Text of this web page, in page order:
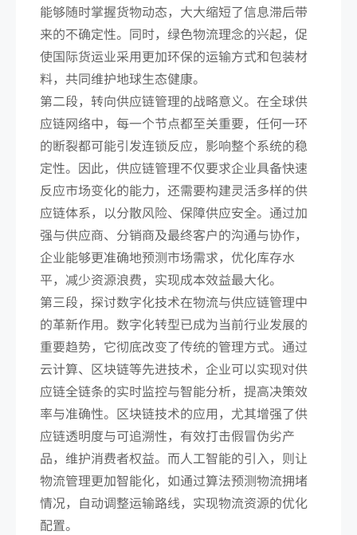
能够随时掌握货物动态，大大缩短了信息滞后带
来的不确定性。同时，绿色物流理念的兴起，促
使国际货运业采用更加环保的运输方式和包装材
料，共同维护地球生态健康。
第二段，转向供应链管理的战略意义。在全球供
应链网络中，每一个节点都至关重要，任何一环
的断裂都可能引发连锁反应，影响整个系统的稳
定性。因此，供应链管理不仅要求企业具备快速
反应市场变化的能力，还需要构建灵活多样的供
应链体系，以分散风险、保障供应安全。通过加
强与供应商、分销商及最终客户的沟通与协作，
企业能够更准确地预测市场需求，优化库存水
平，减少资源浪费，实现成本效益最大化。
第三段，探讨数字化技术在物流与供应链管理中
的革新作用。数字化转型已成为当前行业发展的
重要趋势，它彻底改变了传统的管理方式。通过
云计算、区块链等先进技术，企业可以实现对供
应链全链条的实时监控与智能分析，提高决策效
率与准确性。区块链技术的应用，尤其增强了供
应链透明度与可追溯性，有效打击假冒伪劣产
品，维护消费者权益。而人工智能的引入，则让
物流管理更加智能化，如通过算法预测物流拥堵
情况，自动调整运输路线，实现物流资源的优化
配置。